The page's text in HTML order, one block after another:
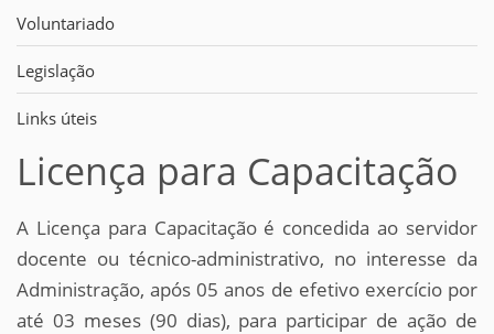
Voluntariado
Legislação
Links úteis
Licença para Capacitação
A Licença para Capacitação é concedida ao servidor
docente ou técnico-administrativo, no interesse da
Administração, após 05 anos de efetivo exercício por
até 03 meses (90 dias), para participar de ação de